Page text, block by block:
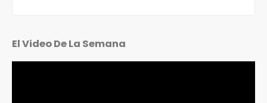
El Video De La Semana